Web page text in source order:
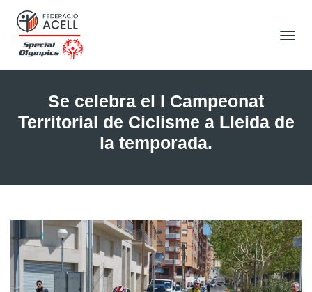
Se celebra el I Campeonat
Territorial de Ciclisme a Lleida de
la temporada.